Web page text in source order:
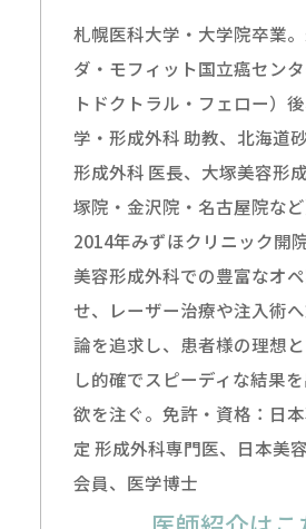
札幌医科大学・大学院卒業
ダ・モフィット国立癌セン
トドクトラル・フェロー）
学・形成外科 助教、北海道
形成外科 医長、大塚美容形
塚院・金沢院・名古屋院など
2014年みずほクリニック開
美容形成外科での豊富なオ
せ、レーザー治療や注入術
論を追求し、患者様の理想
し的確でスピーディな結果
欲を注ぐ。免許・資格：日
定 形成外科専門医、日本美
会員、医学博士